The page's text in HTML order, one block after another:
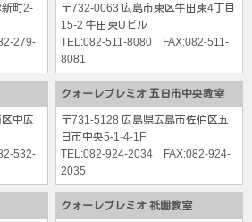
町2-
279-
〒732-0063 広島市東区牛田東4丁目
15-2 牛田東Uビル
TEL:082-511-8080 FAX:082-511-
8081
中広
532-
クォーレプレミオ 五日市中央教室
〒731-5128 広島県広島市佐伯区五
日市中央5-1-4-1F
TEL:082-924-2034 FAX:082-924-
2035
クォーレプレミオ 祇園教室